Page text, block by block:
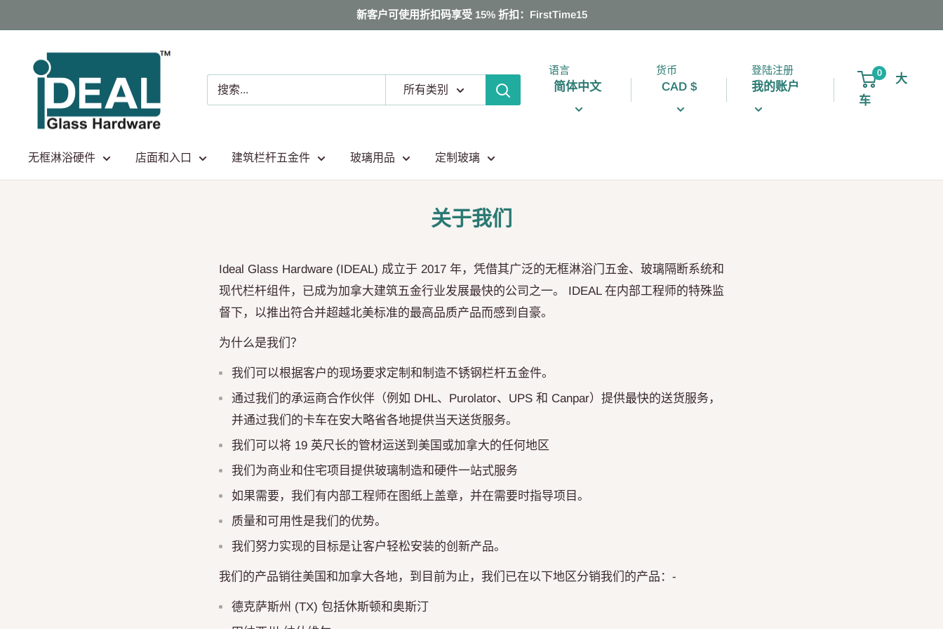
至
新客户可使用折扣码享受 15% 折扣：FirstTime15
Ideal
Glass
Hardware
Canada
所有类别
语言
简体中文
货币
CAD $
登陆注册
我的账户
0
大
车
无框淋浴硬件 店面和入口 建筑栏杆五金件 玻璃用品 定制玻璃
关于我们
Ideal Glass Hardware (IDEAL) 成立于 2017 年，凭借其广泛的无框淋浴门五金、玻璃隔断系统和
现代栏杆组件，已成为加拿大建筑五金行业发展最快的公司之一。 IDEAL 在内部工程师的特殊监
督下，以推出符合并超越北美标准的最高品质产品而感到自豪。
为什么是我们？
我们可以根据客户的现场要求定制和制造不锈钢栏杆五金件。
通过我们的承运商合作伙伴（例如 DHL、Purolator、UPS 和 Canpar）提供最快的送货服务，
并通过我们的卡车在安大略省各地提供当天送货服务。
我们可以将 19 英尺长的管材运送到美国或加拿大的任何地区
我们为商业和住宅项目提供玻璃制造和硬件一站式服务
如果需要，我们有内部工程师在图纸上盖章，并在需要时指导项目。
质量和可用性是我们的优势。
我们努力实现的目标是让客户轻松安装的创新产品。
我们的产品销往美国和加拿大各地，到目前为止，我们已在以下地区分销我们的产品：-
德克萨斯州 (TX) 包括休斯顿和奥斯汀